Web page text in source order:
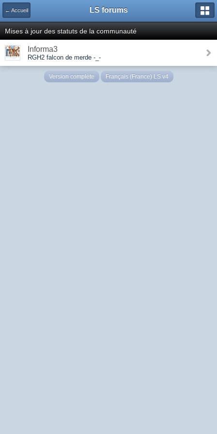
← Accueil LS forums
Mises à jour des statuts de la communauté
Informa3
RGH2 falcon de merde -_-
Version complète Français (France) LS v4